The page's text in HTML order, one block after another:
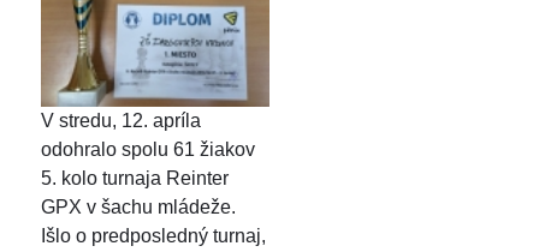
V stredu, 12. apríla
odohralo spolu 61 žiakov
5. kolo turnaja Reinter
GPX v šachu mládeže.
Išlo o predposledný turnaj,